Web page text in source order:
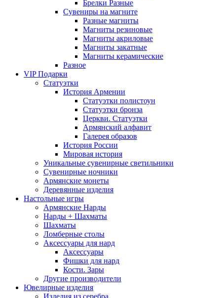
Брелки Разные
Сувениры на магните
Разные магниты
Магниты резиновые
Магниты акриловые
Магниты закатные
Магниты керамические
Разное
VIP Подарки
Статуэтки
История Армении
Статуэтки полистоун
Статуэтки бронза
Церкви. Статуэтки
Армянский алфавит
Галерея образов
История России
Мировая история
Уникальные сувенирные светильники
Сувенирные ночники
Армянские монеты
Деревянные изделия
Настольные игры
Армянские Нарды
Нарды + Шахматы
Шахматы
Ломберные столы
Аксессуары для нард
Аксессуары
Фишки для нард
Кости. Зары
Другие производители
Ювелирные изделия
Изделия из серебра